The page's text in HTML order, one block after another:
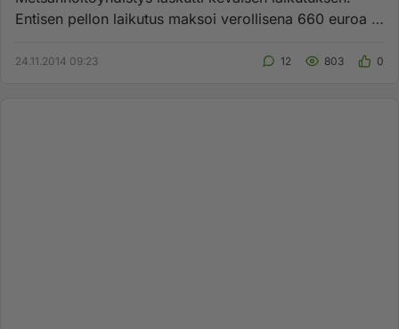
Entisen pellon laikutus maksoi verollisena 660 euroa /
24.11.2014 09:23 12 803 0